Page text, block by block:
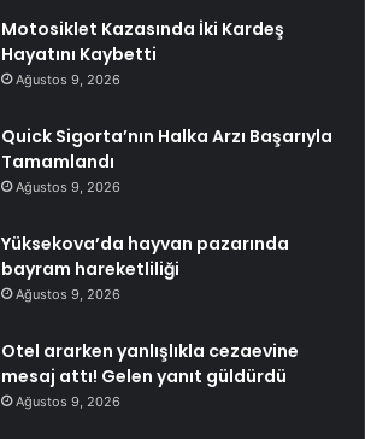
Motosiklet Kazasında İki Kardeş
Hayatını Kaybetti
Ağustos 9, 2026
Quick Sigorta’nın Halka Arzı Başarıyla
Tamamlandı
Ağustos 9, 2026
Yüksekova’da hayvan pazarında
bayram hareketliliği
Ağustos 9, 2026
Otel ararken yanlışlıkla cezaevine
mesaj attı! Gelen yanıt güldürdü
Ağustos 9, 2026